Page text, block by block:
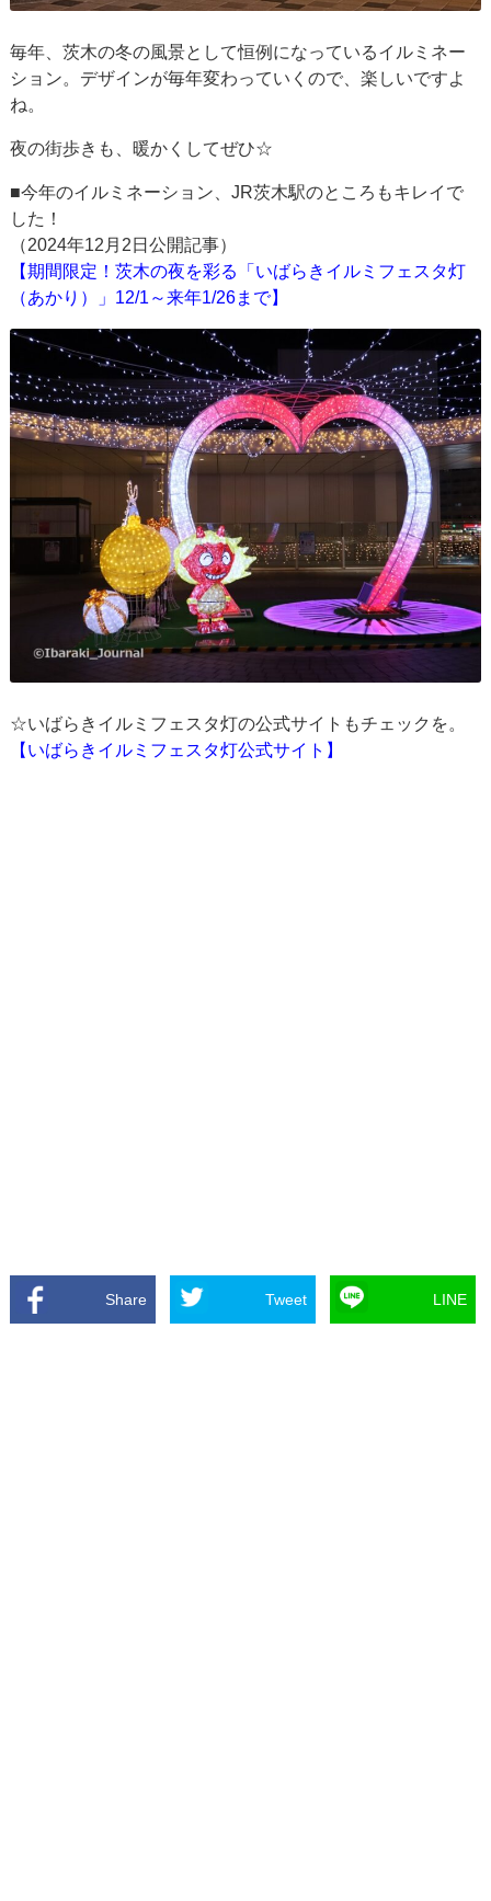
毎年、茨木の冬の風景として恒例になっているイルミネー
ション。デザインが毎年変わっていくので、楽しいですよ
ね。
夜の街歩きも、暖かくしてぜひ☆
■今年のイルミネーション、JR茨木駅のところもキレイで
した！
（2024年12月2日公開記事）
【期間限定！茨木の夜を彩る「いばらきイルミフェスタ灯
（あかり）」12/1～来年1/26まで】
☆いばらきイルミフェスタ灯の公式サイトもチェックを。
【いばらきイルミフェスタ灯公式サイト】
Share Tweet LINE